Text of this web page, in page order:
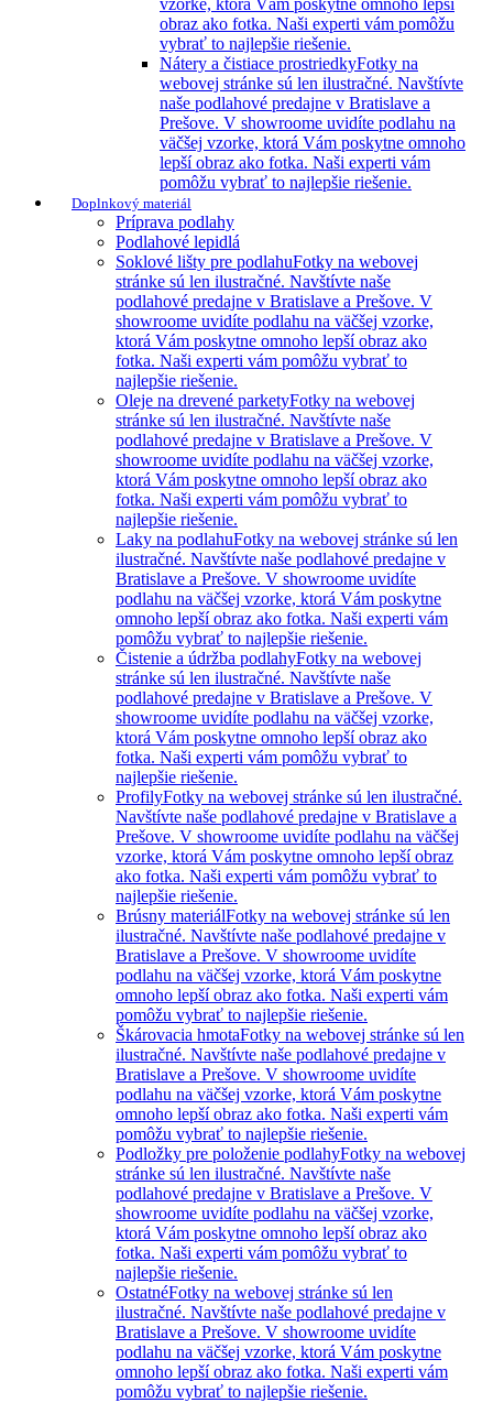
vzorke, ktorá Vám poskytne omnoho lepší
obraz ako fotka. Naši experti vám pomôžu
vybrať to najlepšie riešenie.
Nátery a čistiace prostriedkyFotky na
webovej stránke sú len ilustračné. Navštívte
naše podlahové predajne v Bratislave a
Prešove. V showroome uvidíte podlahu na
väčšej vzorke, ktorá Vám poskytne omnoho
lepší obraz ako fotka. Naši experti vám
pomôžu vybrať to najlepšie riešenie.
Doplnkový materiál
Príprava podlahy
Podlahové lepidlá
Soklové lišty pre podlahuFotky na webovej
stránke sú len ilustračné. Navštívte naše
podlahové predajne v Bratislave a Prešove. V
showroome uvidíte podlahu na väčšej vzorke,
ktorá Vám poskytne omnoho lepší obraz ako
fotka. Naši experti vám pomôžu vybrať to
najlepšie riešenie.
Oleje na drevené parketyFotky na webovej
stránke sú len ilustračné. Navštívte naše
podlahové predajne v Bratislave a Prešove. V
showroome uvidíte podlahu na väčšej vzorke,
ktorá Vám poskytne omnoho lepší obraz ako
fotka. Naši experti vám pomôžu vybrať to
najlepšie riešenie.
Laky na podlahuFotky na webovej stránke sú len
ilustračné. Navštívte naše podlahové predajne v
Bratislave a Prešove. V showroome uvidíte
podlahu na väčšej vzorke, ktorá Vám poskytne
omnoho lepší obraz ako fotka. Naši experti vám
pomôžu vybrať to najlepšie riešenie.
Čistenie a údržba podlahyFotky na webovej
stránke sú len ilustračné. Navštívte naše
podlahové predajne v Bratislave a Prešove. V
showroome uvidíte podlahu na väčšej vzorke,
ktorá Vám poskytne omnoho lepší obraz ako
fotka. Naši experti vám pomôžu vybrať to
najlepšie riešenie.
ProfilyFotky na webovej stránke sú len ilustračné.
Navštívte naše podlahové predajne v Bratislave a
Prešove. V showroome uvidíte podlahu na väčšej
vzorke, ktorá Vám poskytne omnoho lepší obraz
ako fotka. Naši experti vám pomôžu vybrať to
najlepšie riešenie.
Brúsny materiálFotky na webovej stránke sú len
ilustračné. Navštívte naše podlahové predajne v
Bratislave a Prešove. V showroome uvidíte
podlahu na väčšej vzorke, ktorá Vám poskytne
omnoho lepší obraz ako fotka. Naši experti vám
pomôžu vybrať to najlepšie riešenie.
Škárovacia hmotaFotky na webovej stránke sú len
ilustračné. Navštívte naše podlahové predajne v
Bratislave a Prešove. V showroome uvidíte
podlahu na väčšej vzorke, ktorá Vám poskytne
omnoho lepší obraz ako fotka. Naši experti vám
pomôžu vybrať to najlepšie riešenie.
Podložky pre položenie podlahyFotky na webovej
stránke sú len ilustračné. Navštívte naše
podlahové predajne v Bratislave a Prešove. V
showroome uvidíte podlahu na väčšej vzorke,
ktorá Vám poskytne omnoho lepší obraz ako
fotka. Naši experti vám pomôžu vybrať to
najlepšie riešenie.
OstatnéFotky na webovej stránke sú len
ilustračné. Navštívte naše podlahové predajne v
Bratislave a Prešove. V showroome uvidíte
podlahu na väčšej vzorke, ktorá Vám poskytne
omnoho lepší obraz ako fotka. Naši experti vám
pomôžu vybrať to najlepšie riešenie.